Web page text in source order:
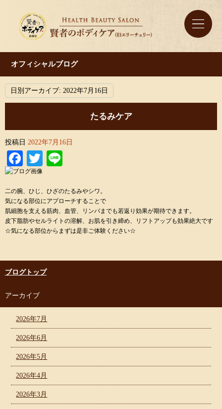
オフィシャルブログ
日別アーカイブ: 2022年7月16日
たるみケア
投稿日 2022年7月16日
Facebook
Twitter
二の腕、ひじ、ひざのたるみやシワ。
気になる部位にアプローチすることで
肌細胞を支える筋肉、血管、リンパまでも若返り効果が期待できます。
皮下脂肪やセルライトの溶解、お肌を引き締め、リフトアップも効果絶大です
☆気になる部位からまずは是非ご体験ください☆
ブログトップ
アーカイブ
2026年7月
2026年6月
2026年5月
2026年4月
2026年3月